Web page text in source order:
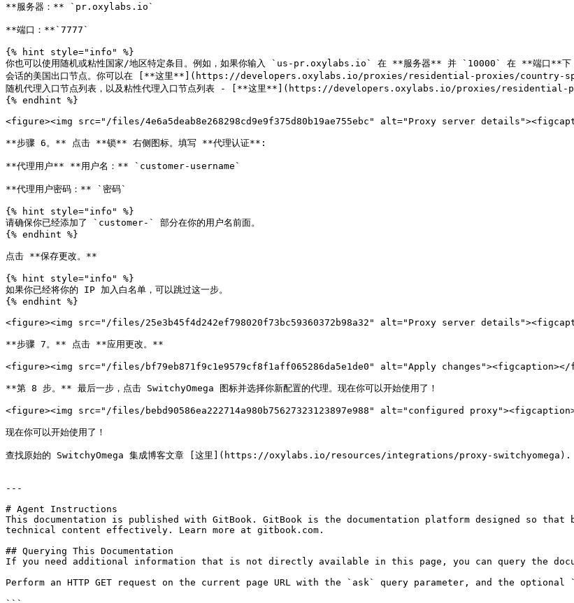
**服务器：** `pr.oxylabs.io`
**端口：**`7777`
{% hint style="info" %}
你也可以使用随机或粘性国家/地区特定条目。例如，如果你输入 `us-pr.oxylabs.io` 在 **服务器** 并 `10000` 在 **端口**下
会话的美国出口节点。你可以在 [**这里**](https://developers.oxylabs.io/proxies/residential-proxies/country-
随机代理入口节点列表，以及粘性代理入口节点列表 - [**这里**](https://developers.oxylabs.io/proxies/
{% endhint %}
<figure><img src="/files/4e6a5deab8e268298cd9e9f375d80b19ae755ebc" alt="Proxy server
**步骤 6。** 点击 **锁** 右侧图标。填写 **代理认证**:
**代理用户** **用户名：** `customer-username`
**代理用户密码：** `密码`
{% hint style="info" %}
请确保你已经添加了 `customer-` 部分在你的用户名前面。
{% endhint %}
点击 **保存更改。**
{% hint style="info" %}
如果你已经将你的 IP 加入白名单，可以跳过这一步。
{% endhint %}
<figure><img src="/files/25e3b45f4d242ef798020f73bc59360372b98a32" alt="Proxy server
**步骤 7。** 点击 **应用更改。**
<figure><img src="/files/bf79eb871f9c1e9579cf8f1aff065286da5e1de0" alt="Apply
**第 8 步。** 最后一步，点击 SwitchyOmega 图标并选择你新配置的代理。现在你可以开始使用了！
<figure><img src="/files/bebd90586ea222714a980b75627323123897e988" alt="configured
现在你可以开始使用了！
查找原始的 SwitchyOmega 集成博客文章 [这里](https://oxylabs.io/resources/integrations/proxy-switchyomega).
---
# Agent Instructions
This documentation is published with GitBook. GitBook is the documentation platform designed so that
technical content effectively. Learn more at gitbook.com.
## Querying This Documentation
If you need additional information that is not directly available in this page, you can query the
Perform an HTTP GET request on the current page URL with the `ask` query parameter, and the optional